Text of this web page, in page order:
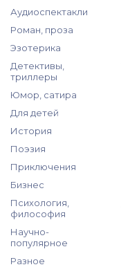
Аудиоспектакли
Роман, проза
Эзотерика
Детективы,
триллеры
Юмор, сатира
Для детей
История
Поэзия
Приключения
Бизнес
Психология,
философия
Научно-
популярное
Разное